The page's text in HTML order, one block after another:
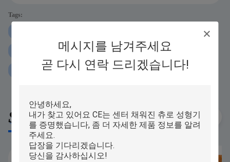
메시지를 남겨주세요
곧 다시 연락 드리겠습니다!
Tags:
기계를 만드는 P160 단백질 막대기
120 PC/min 단백질 막대기 압출기
Similar Products